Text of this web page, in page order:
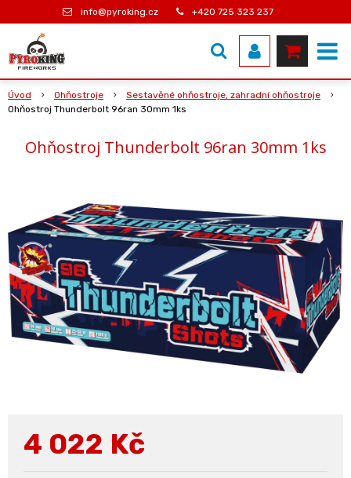
info@pyroking.cz +420 725 323 237
Úvod Ohňostroje
Sestavěné ohňostroje, zahradní ohňostroje
Ohňostroj Thunderbolt 96ran 30mm 1ks
Ohňostroj Thunderbolt 96ran 30mm 1ks
4 022 Kč